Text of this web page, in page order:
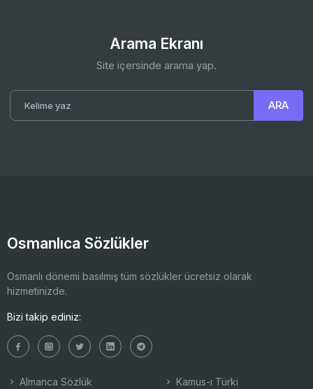
Arama Ekranı
Site içersinde arama yap.
Osmanlıca Sözlükler
Osmanlı dönemi basılmış tüm sözlükler ücretsiz olarak
hizmetinizde.
Bizi takip ediniz:
Almanca Sözlük Kamus-ı Türki